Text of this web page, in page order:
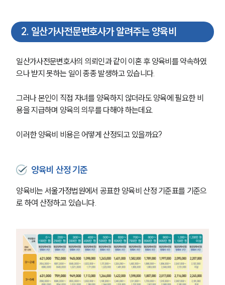
2. 일산가사전문변호사가 알려주는 양육비
일산가사전문변호사의 의뢰인과 같이 이혼 후 양육비를 약속하였
으나 받지 못하는 일이 종종 발생하고 있습니다.
그러나 본인이 직접 자녀를 양육하지 않더라도 양육에 필요한 비
용을 지급하며 양육의 의무를 다해야 하는데요.
이러한 양육비 비용은 어떻게 산정되고 있을까요?
양육비 산정 기준
양육비는 서울가정법원에서 공표한 양육비 산정 기준표를 기준으
로 하여 산정하고 있습니다.